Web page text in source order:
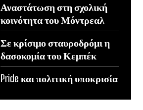
Αναστάτωση στη σχολική
κοινότητα του Μόντρεαλ
Σε κρίσιμο σταυροδρόμι η
δασοκομία του Κεμπέκ
Pride και πολιτική υποκρισία